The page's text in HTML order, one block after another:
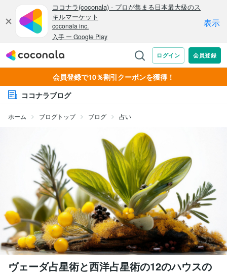
会員登録で10％割引クーポンを獲得！
ココナラブログ
ホーム ブログトップ ブログ 占い
ヴェーダ占星術と西洋占星術の12のハウスの